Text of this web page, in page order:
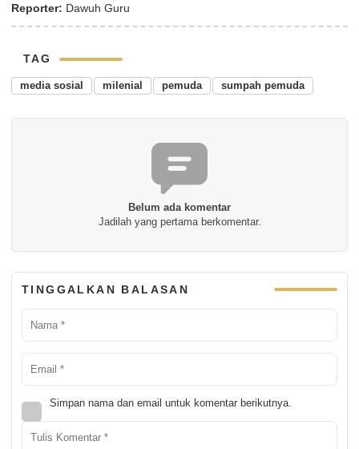
Reporter: Dawuh Guru
TAG
media sosial milenial pemuda sumpah pemuda
Belum ada komentar
Jadilah yang pertama berkomentar.
TINGGALKAN BALASAN
Simpan nama dan email untuk komentar berikutnya.